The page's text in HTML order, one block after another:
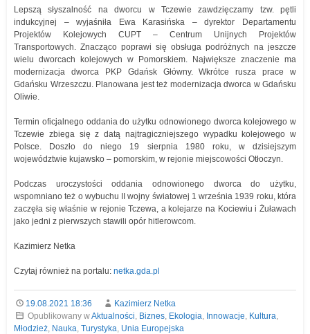
Lepszą słyszalność na dworcu w Tczewie zawdzięczamy tzw. pętli
indukcyjnej – wyjaśniła Ewa Karasińska – dyrektor Departamentu
Projektów Kolejowych CUPT – Centrum Unijnych Projektów
Transportowych. Znacząco poprawi się obsługa podróżnych na jeszcze
wielu dworcach kolejowych w Pomorskiem. Największe znaczenie ma
modernizacja dworca PKP Gdańsk Główny. Wkrótce rusza prace w
Gdańsku Wrzeszczu. Planowana jest też modernizacja dworca w Gdańsku
Oliwie.
Termin oficjalnego oddania do użytku odnowionego dworca kolejowego w
Tczewie zbiega się z datą najtragiczniejszego wypadku kolejowego w
Polsce. Doszło do niego 19 sierpnia 1980 roku, w dzisiejszym
województwie kujawsko – pomorskim, w rejonie miejscowości Otłoczyn.
Podczas uroczystości oddania odnowionego dworca do użytku,
wspomniano też o wybuchu II wojny światowej 1 września 1939 roku, która
zaczęła się właśnie w rejonie Tczewa, a kolejarze na Kociewiu i Żuławach
jako jedni z pierwszych stawili opór hitlerowcom.
Kazimierz Netka
Czytaj również na portalu: netka.gda.pl
19.08.2021 18:36
Kazimierz Netka
Opublikowany wAktualności, Biznes, Ekologia, Innowacje, Kultura,
Młodzież, Nauka, Turystyka, Unia Europejska